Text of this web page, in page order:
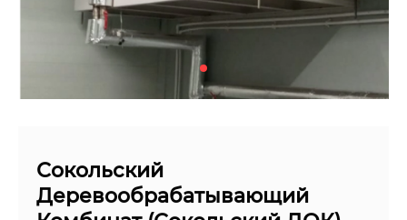
Сокольский
Деревообрабатывающий